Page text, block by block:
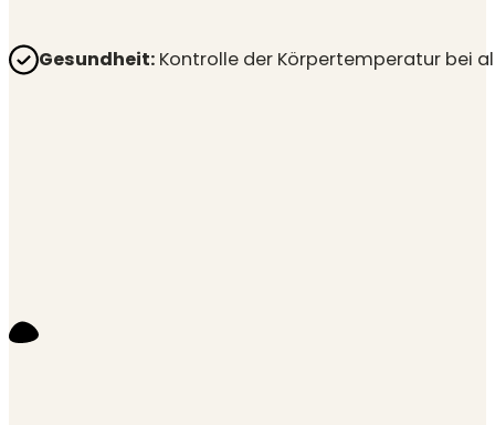
Gesundheit:Kontrolle der Körpertemperatur bei